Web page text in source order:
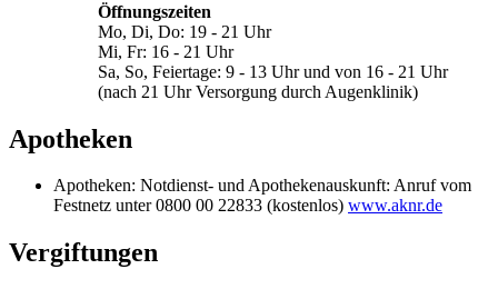
Öffnungszeiten
Mo, Di, Do: 19 - 21 Uhr
Mi, Fr: 16 - 21 Uhr
Sa, So, Feiertage: 9 - 13 Uhr und von 16 - 21 Uhr
(nach 21 Uhr Versorgung durch Augenklinik)
Apotheken
Apotheken: Notdienst- und Apothekenauskunft: Anruf vom
Festnetz unter 0800 00 22833 (kostenlos) www.aknr.de
Vergiftungen